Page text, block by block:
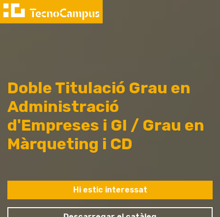
Doble Titulació Grau en
Administració
d'Empreses i GI / Grau en
Màrqueting i CD
Hi estic interessat